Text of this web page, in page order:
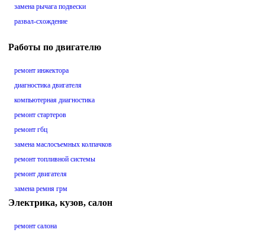
замена рычага подвески
развал-схождение
Работы по двигателю
ремонт инжектора
диагностика двигателя
компьютерная диагностика
ремонт стартеров
ремонт гбц
замена маслосъемных колпачков
ремонт топливной системы
ремонт двигателя
замена ремня грм
Электрика, кузов, салон
ремонт салона